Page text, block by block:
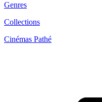
Genres
Collections
Cinémas Pathé